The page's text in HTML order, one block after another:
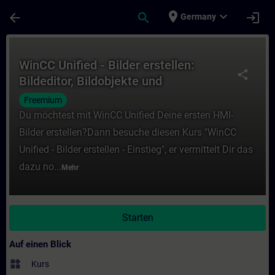
arrow_back search place Germany expand_more login
share
WinCC Unified - Bilder erstellen:
Bildeditor, Bildobjekte und
Begrifflichkeiten (V20)
Freemium
Du möchtest mit WinCC Unified Deine ersten HMI-
Bilder erstellen?Dann besuche diesen Kurs "WinCC
Unified - Bilder erstellen - Einstieg", er vermittelt Dir das
dazu no... Mehr
Starten
Auf einen Blick
widgets Kurs